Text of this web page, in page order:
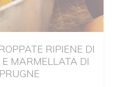
RIPIENE DI
MARMELLATA DI
PRUGNE